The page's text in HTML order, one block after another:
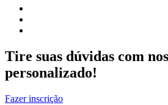
Tire suas dúvidas com
personalizado!
Fazer inscrição